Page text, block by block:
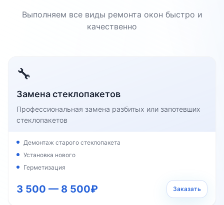
Выполняем все виды ремонта окон быстро и
качественно
🔧
Замена стеклопакетов
Профессиональная замена разбитых или запотевших
стеклопакетов
Демонтаж старого стеклопакета
Установка нового
Герметизация
3 500 — 8 500₽ Заказать